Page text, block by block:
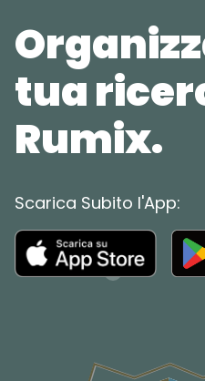
tua
Rumix.
Scarica Subito l'App: